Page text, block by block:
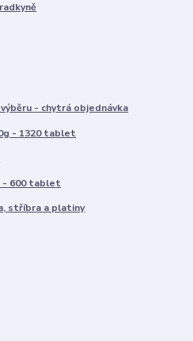
- chytrá objednávka
- 1320 tablet
- 600 tablet
stříbra a platiny